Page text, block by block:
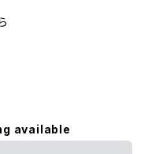
available